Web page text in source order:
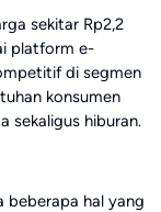
sekitar Rp2,2
platform e-
di segmen
konsumen
sekaligus hiburan.
beberapa hal yang